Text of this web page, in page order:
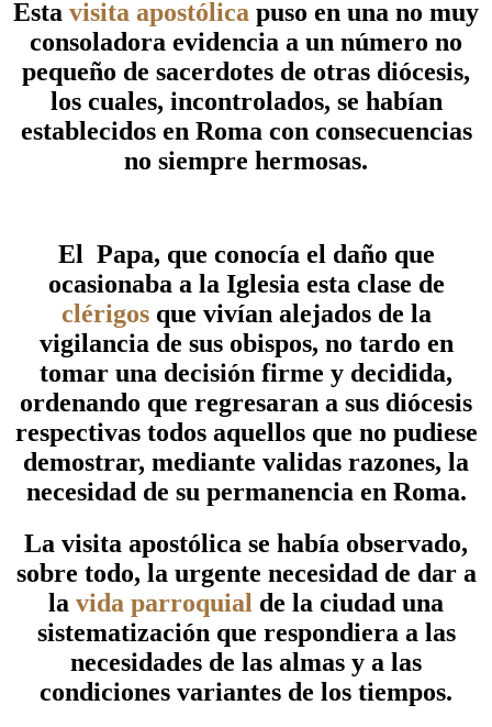
Esta visita apostólica puso en una no muy
consoladora evidencia a un número no
pequeño de sacerdotes de otras diócesis,
los cuales, incontrolados, se habían
establecidos en Roma con consecuencias
no siempre hermosas.
El Papa, que conocía el daño que
ocasionaba a la Iglesia esta clase de
clérigosque vivían alejados de la
vigilancia de sus obispos, no tardo en
tomar una decisión firme y decidida,
ordenando que regresaran a sus diócesis
respectivas todos aquellos que no pudiese
demostrar, mediante validas razones, la
necesidad de su permanencia en Roma.
La visita apostólica se había observado,
sobre todo, la urgente necesidad de dar a
la vida parroquial de la ciudad una
sistematización que respondiera a las
necesidades de las almas y a las
condiciones variantes de los tiempos.